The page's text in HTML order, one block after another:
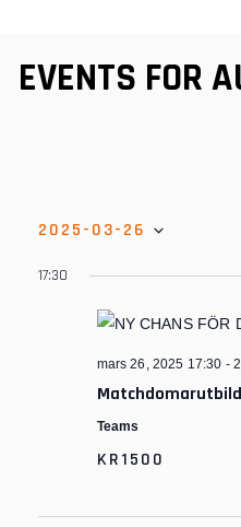
EVENTS FOR
2025-03-26
e
17:30
mars 26, 2025 17:30 -
Teams
KR1500